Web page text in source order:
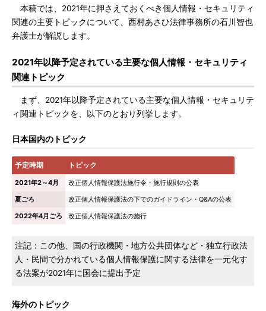
本稿では、2021年に押さえておくべき個人情報・セキュリティ
関連の主要トピックについて、西村あさひ法律事務所の石川智也
弁護士が解説します。
2021年以降予定されている主要な個人情報・セキュリティ
関連トピック
まず、2021年以降予定されている主要な個人情報・セキュリテ
ィ関連トピックを、以下のとおり列挙します。
日本国内のトピック
予定時期 トピック
2021年2～4月
改正個人情報保護法施行令・施行規則の公表
夏ごろ
改正個人情報保護法の下でのガイドライン・Q&Aの公表
2022年4月ごろ
改正個人情報保護法の施行
注記：この他、国の行政機関・地方公共団体など・独立行政法
人・民間で分かれている個人情報保護に関する法律を一元化す
る法案が2021年に国会に提出予定
海外のトピック